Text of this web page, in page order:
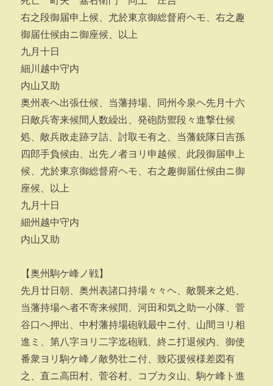
右之段御届申上候、尤於東京御総督府ヘモ、右之趣
御届仕候由ニ御座候、以上
九月十日
細川越中守内
内山又助
奥州表ヘ出張仕候、当藩持場、同州今泉ヘ先月十六
日敵兵寄来候間人数繰出、発砲防禦段々進撃仕候
処、敵兵敗走跡ヲ詰、討取モ有之、当藩銃隊日吉孫
四郎手負候由、出先ノ者ヨリ申越候、此段御届申上
候、尤於東京御総督府ヘモ、右之趣御届仕候由ニ御
座候、以上
九月十日
細州越中守内
内山又助
【奥州駒ケ峰ノ戦】
先月廿日朝、奥州表諸口持場々々ヘ、敵襲来之処、
当藩持場ヘ者不寄来候間、河田和気之助一小隊、菅
谷口ヘ押出、中村藩持場砲戦最中ニ付、山間ヨリ相
進ミ、第八字ヨリ二字迄砲戦、終ニ打退候内、御使
番衆ヨリ駒ケ峰ノ敵勢壮ニ付、致応援候様差図有
之、直ニ高田村、菅谷村、コブカタ山、駒ケ峰ト進